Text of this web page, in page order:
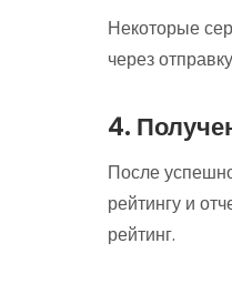
Некоторые
через
4.
После
рейтингу и
рейтинг.